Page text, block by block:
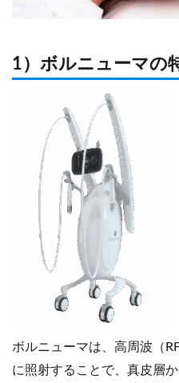
1）ボルニューマの
ボルニューマは、高周波（
に照射することで、真皮層